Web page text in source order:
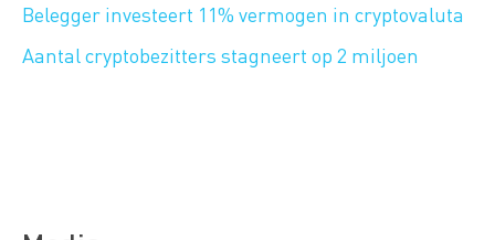
Belegger investeert 11% vermogen in cryptovaluta
Aantal cryptobezitters stagneert op 2 miljoen